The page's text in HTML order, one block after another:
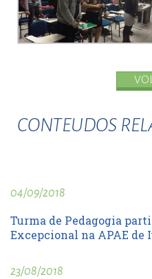
CONTEUDOS
04/09/2018
Turma de Pedagogia
Excepcional na APAE de
23/08/2018